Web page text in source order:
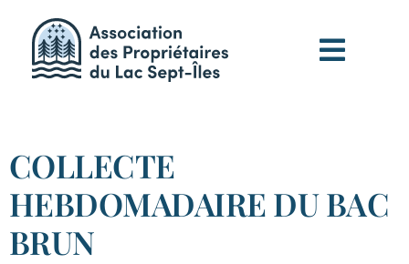
contenu
COLLECTE
HEBDOMADAIRE DU BAC
BRUN